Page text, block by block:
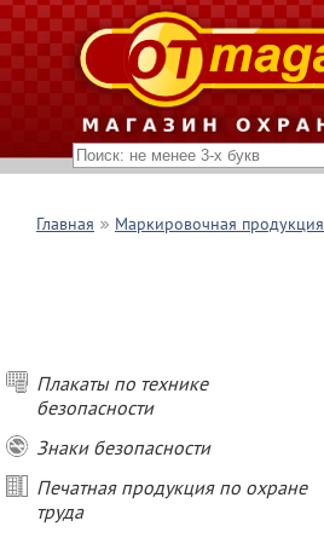
Главная Маркировочная продукция
Плакаты по технике
безопасности
Знаки безопасности
Печатная продукция по охране
труда